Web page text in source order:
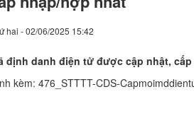
hai - 02/06/2025 15:42
định danh điện tử được cập nhật,
kèm: 476_STTTT-CDS-